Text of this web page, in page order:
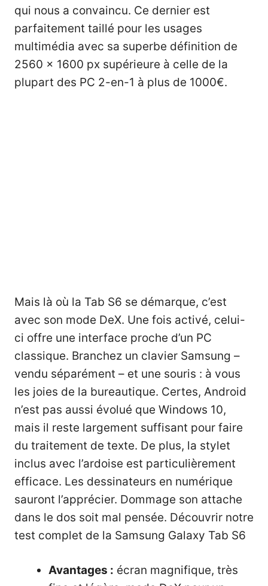
qui nous a convaincu. Ce dernier est
parfaitement taillé pour les usages
multimédia avec sa superbe définition de
2560 x 1600 px supérieure à celle de la
plupart des PC 2-en-1 à plus de 1000€.
Mais là où la Tab S6 se démarque, c’est
avec son mode DeX. Une fois activé, celui-
ci offre une interface proche d’un PC
classique. Branchez un clavier Samsung –
vendu séparément – et une souris : à vous
les joies de la bureautique. Certes, Android
n’est pas aussi évolué que Windows 10,
mais il reste largement suffisant pour faire
du traitement de texte. De plus, la stylet
inclus avec l’ardoise est particulièrement
efficace. Les dessinateurs en numérique
sauront l’apprécier. Dommage son attache
dans le dos soit mal pensée. Découvrir notre
test complet de la Samsung Galaxy Tab S6
Avantages : écran magnifique, très